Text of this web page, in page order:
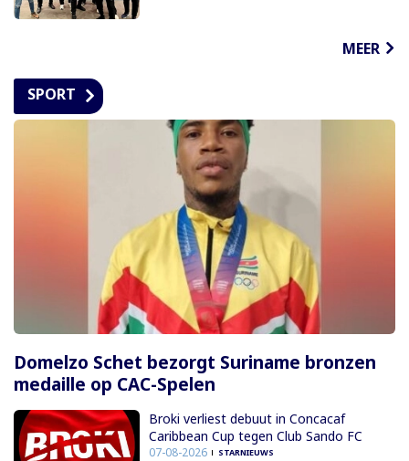
MEER
SPORT
Domelzo Schet bezorgt Suriname bronzen
medaille op CAC-Spelen
Broki verliest debuut in Concacaf
Caribbean Cup tegen Club Sando FC
07-08-2026 STARNIEUWS